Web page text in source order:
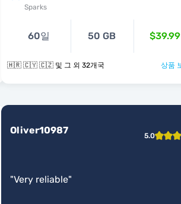
Sparks
60일 50 GB $39.99
🇭🇷 🇨🇾 🇨🇿 및 그 외 32개국 상품
Oliver10987 5.0
"Very reliable"